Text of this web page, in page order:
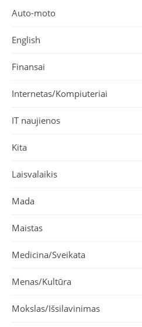
Auto-moto
English
Finansai
Internetas/Kompiuteriai
IT naujienos
Kita
Laisvalaikis
Mada
Maistas
Medicina/Sveikata
Menas/Kultūra
Mokslas/Išsilavinimas